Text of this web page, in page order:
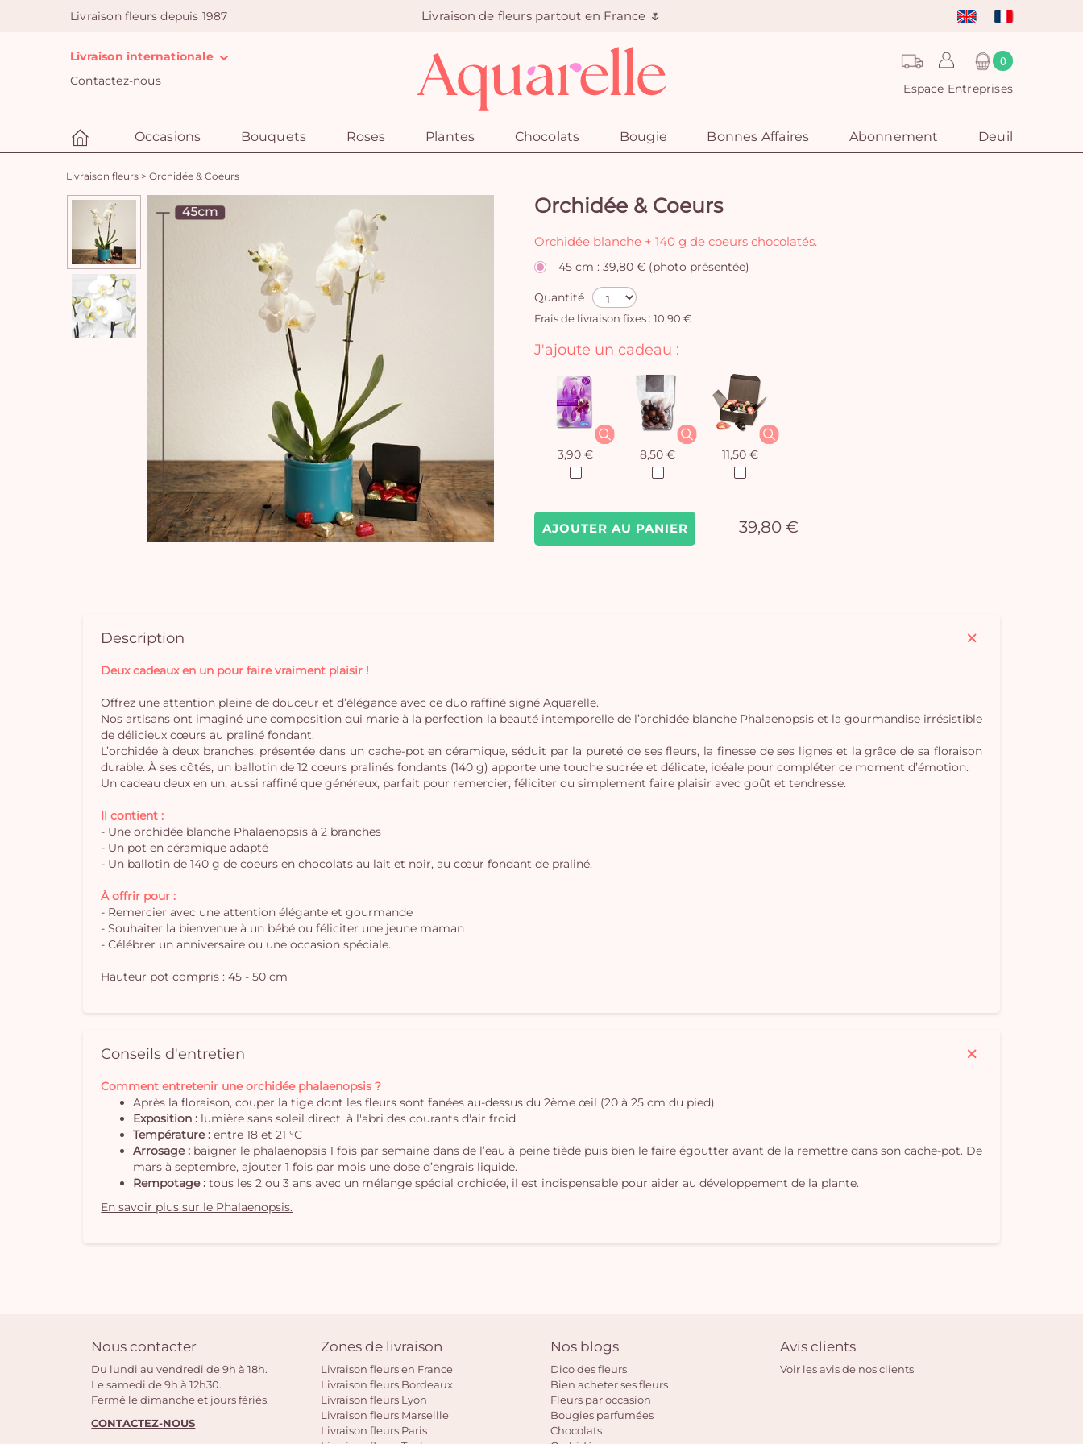
Livraison fleurs depuis 1987 Livraison de fleurs partout en France 🌷
Livraison internationale
Contactez-nous
0
Espace Entreprises
Occasions Bouquets Roses Plantes Chocolats Bougie Bonnes Affaires Abonnement Deuil
Livraison fleurs > Orchidée & Coeurs
Orchidée & Coeurs
Orchidée blanche + 140 g de coeurs chocolatés.
45 cm : 39,80 € (photo présentée)
Quantité
Frais de livraison fixes : 10,90 €
AJOUTER AU PANIER 39,80 €
J'ajoute un cadeau :
3,90 € 8,50 € 11,50 €
Description
Deux cadeaux en un pour faire vraiment plaisir !
Offrez une attention pleine de douceur et d’élégance avec ce duo raffiné signé Aquarelle.
Nos artisans ont imaginé une composition qui marie à la perfection la beauté intemporelle de l’orchidée blanche Phalaenopsis et la gourmandise irrésistible
de délicieux cœurs au praliné fondant.
L’orchidée à deux branches, présentée dans un cache-pot en céramique, séduit par la pureté de ses fleurs, la finesse de ses lignes et la grâce de sa floraison
durable. À ses côtés, un ballotin de 12 cœurs pralinés fondants (140 g) apporte une touche sucrée et délicate, idéale pour compléter ce moment d’émotion.
Un cadeau deux en un, aussi raffiné que généreux, parfait pour remercier, féliciter ou simplement faire plaisir avec goût et tendresse.
Il contient :
- Une orchidée blanche Phalaenopsis à 2 branches
- Un pot en céramique adapté
- Un ballotin de 140 g de coeurs en chocolats au lait et noir, au cœur fondant de praliné.
À offrir pour :
- Remercier avec une attention élégante et gourmande
- Souhaiter la bienvenue à un bébé ou féliciter une jeune maman
- Célébrer un anniversaire ou une occasion spéciale.
Hauteur pot compris : 45 - 50 cm
Conseils d'entretien
Comment entretenir une orchidée phalaenopsis ?
Après la floraison, couper la tige dont les fleurs sont fanées au-dessus du 2ème œil (20 à 25 cm du pied)
Exposition : lumière sans soleil direct, à l'abri des courants d'air froid
Température : entre 18 et 21 °C
Arrosage : baigner le phalaenopsis 1 fois par semaine dans de l’eau à peine tiède puis bien le faire égoutter avant de la remettre dans son cache-pot. De
mars à septembre, ajouter 1 fois par mois une dose d’engrais liquide.
Rempotage : tous les 2 ou 3 ans avec un mélange spécial orchidée, il est indispensable pour aider au développement de la plante.
En savoir plus sur le Phalaenopsis.
Nous contacter
Du lundi au vendredi de 9h à 18h.
Le samedi de 9h à 12h30.
Fermé le dimanche et jours fériés.
CONTACTEZ-NOUS
Zones de livraison
Livraison fleurs en France
Livraison fleurs Bordeaux
Livraison fleurs Lyon
Livraison fleurs Marseille
Livraison fleurs Paris
Nos blogs
Dico des fleurs
Bien acheter ses fleurs
Fleurs par occasion
Bougies parfumées
Chocolats
Avis clients
Voir les avis de nos clients